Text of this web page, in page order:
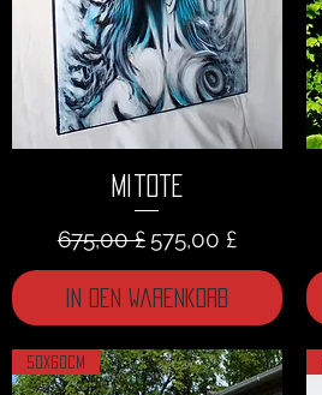
Mitote
Standardpreis
675,00 £ Sale-Preis
575,00 £
In den Warenkorb
50x60cm